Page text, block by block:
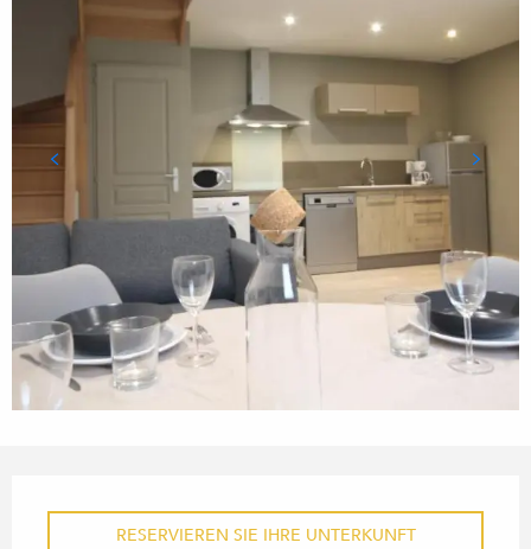
RESERVIEREN SIE IHRE UNTERKUNFT